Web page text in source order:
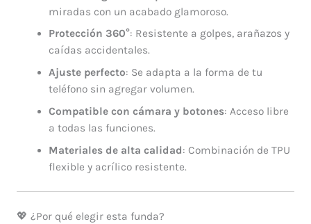
miradas con un acabado glamoroso.
Protección 360°: Resistente a golpes, arañazos y
caídas accidentales.
Ajuste perfecto: Se adapta a la forma de tu
teléfono sin agregar volumen.
Compatible con cámara y botones: Acceso libre
a todas las funciones.
Materiales de alta calidad: Combinación de TPU
flexible y acrílico resistente.
💖 ¿Por qué elegir esta funda?